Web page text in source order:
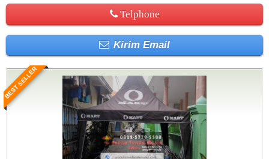
Telphone
Kirim Email
BEST SELLER